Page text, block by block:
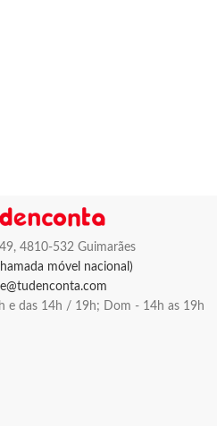
4810-532 Guimarães
móvel nacional)
e das 14h / 19h; Dom - 14h as 19h